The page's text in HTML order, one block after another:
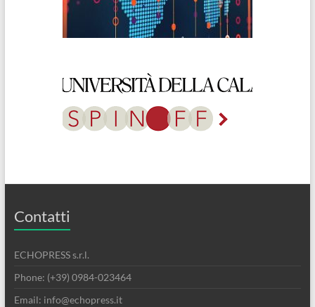
Contatti
ECHOPRESS s.r.l.
Phone: (+39) 0984-023464
Email: info@echopress.it